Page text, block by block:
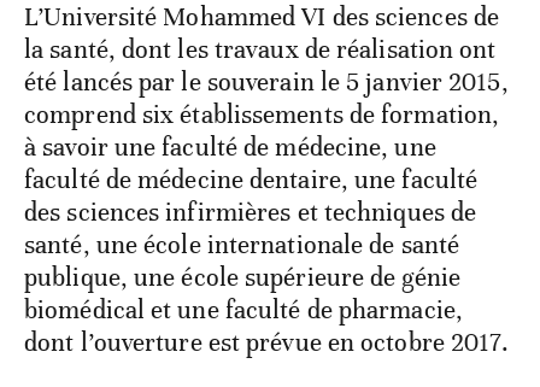
L’Université Mohammed VI des sciences de
la santé, dont les travaux de réalisation ont
été lancés par le souverain le 5 janvier 2015,
comprend six établissements de formation,
à savoir une faculté de médecine, une
faculté de médecine dentaire, une faculté
des sciences infirmières et techniques de
santé, une école internationale de santé
publique, une école supérieure de génie
biomédical et une faculté de pharmacie,
dont l’ouverture est prévue en octobre 2017.